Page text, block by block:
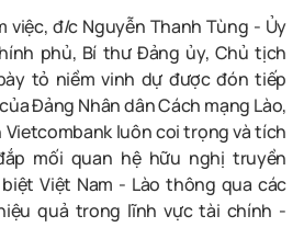
việc, đ/c Nguyễn Thanh Tùng - Ủy
phủ, Bí thư Đảng ủy, Chủ tịch
tỏ niềm vinh dự được đón tiếp
Đảng Nhân dân Cách mạng Lào,
luôn coi trọng và tích
mối quan hệ hữu nghị truyền
Việt Nam - Lào thông qua các
quả trong lĩnh vực tài chính -